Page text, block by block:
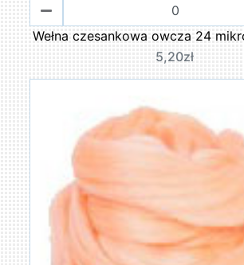
Wełna czesankowa owcza 24
5,20zł